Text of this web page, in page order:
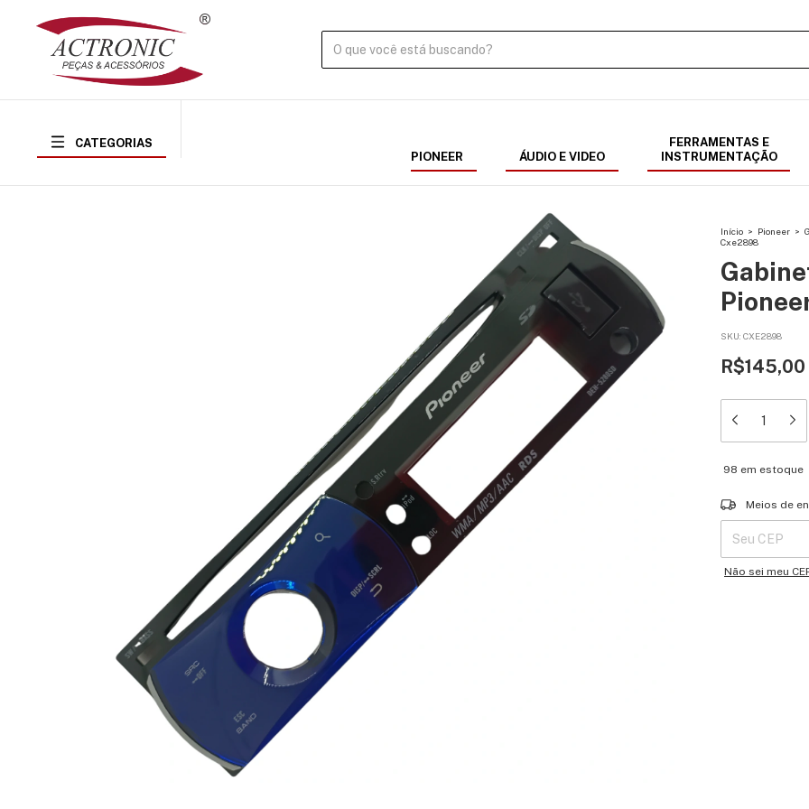
CATEGORIAS
PIONEER
ÁUDIO E VIDEO
FERRAMENTAS E
INSTRUMENTAÇÃO
Início > Pioneer >
Cxe2898
SKU: CXE2898
R$145,00
98 em estoque
Entregas para o
Meios de
Não sei meu